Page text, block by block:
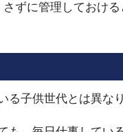
ずに管理しておけ
る子供世代とは異なり